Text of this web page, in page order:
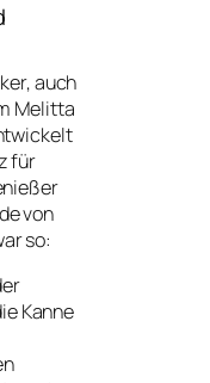
auch
Melitta
für
von
so:
Kanne